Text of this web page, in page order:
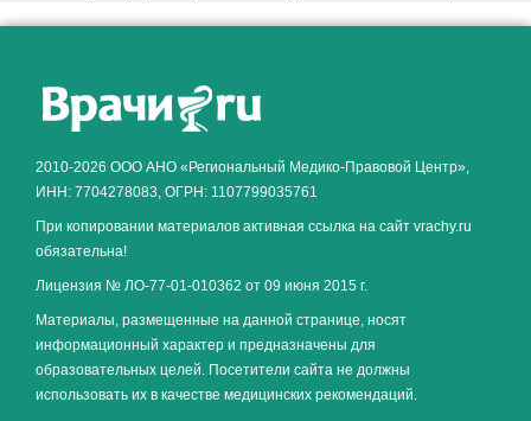
2010-2026 ООО АНО «Региональный Медико-Правовой Центр»,
ИНН: 7704278083, ОГРН: 1107799035761
При копировании материалов активная ссылка на сайт vrachy.ru
обязательна!
Лицензия № ЛО-77-01-010362 от 09 июня 2015 г.
Материалы, размещенные на данной странице, носят
информационный характер и предназначены для
образовательных целей. Посетители сайта не должны
использовать их в качестве медицинских рекомендаций.